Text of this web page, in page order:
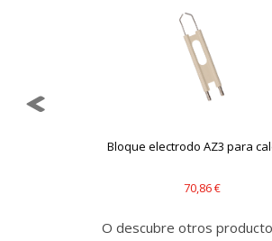
Bloque electrodo AZ3 para
70,86 €
O descubre otros
GUARDAR CONFIGURACIÓN
Puedes volver a configurar tus cookies desde
"Configuración de cookies" al pie de la
consultar nuestra